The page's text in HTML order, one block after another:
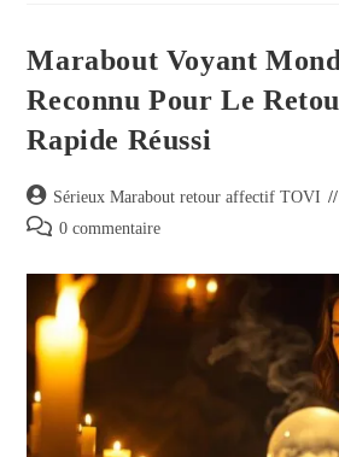
Marabout Voyant
Reconnu Pour Le
Rapide Réussi
Sérieux Marabout retour affectif TOVI
0 commentaire